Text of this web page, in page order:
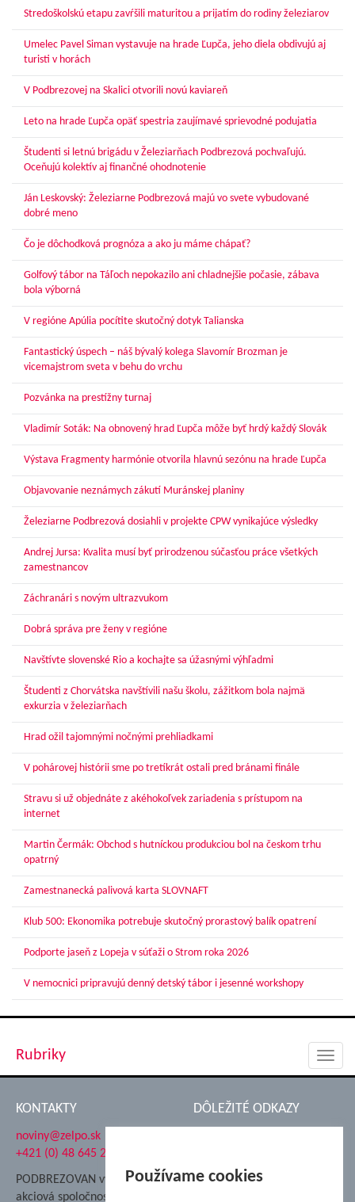
Stredoškolskú etapu zavŕšili maturitou a prijatím do rodiny železiarov
Umelec Pavel Siman vystavuje na hrade Ľupča, jeho diela obdivujú aj
turisti v horách
V Podbrezovej na Skalici otvorili novú kaviareň
Leto na hrade Ľupča opäť spestria zaujímavé sprievodné podujatia
Študenti si letnú brigádu v Železiarňach Podbrezová pochvaľujú.
Oceňujú kolektív aj finančné ohodnotenie
Ján Leskovský: Železiarne Podbrezová majú vo svete vybudované
dobré meno
Čo je dôchodková prognóza a ako ju máme chápať?
Golfový tábor na Táľoch nepokazilo ani chladnejšie počasie, zábava
bola výborná
V regióne Apúlia pocítite skutočný dotyk Talianska
Fantastický úspech – náš bývalý kolega Slavomír Brozman je
vicemajstrom sveta v behu do vrchu
Pozvánka na prestížny turnaj
Vladimír Soták: Na obnovený hrad Ľupča môže byť hrdý každý Slovák
Výstava Fragmenty harmónie otvorila hlavnú sezónu na hrade Ľupča
Objavovanie neznámych zákutí Muránskej planiny
Železiarne Podbrezová dosiahli v projekte CPW vynikajúce výsledky
Andrej Jursa: Kvalita musí byť prirodzenou súčasťou práce všetkých
zamestnancov
Záchranári s novým ultrazvukom
Dobrá správa pre ženy v regióne
Navštívte slovenské Rio a kochajte sa úžasnými výhľadmi
Študenti z Chorvátska navštívili našu školu, zážitkom bola najmä
exkurzia v železiarňach
Hrad ožil tajomnými nočnými prehliadkami
V pohárovej histórii sme po tretíkrát ostali pred bránami finále
Stravu si už objednáte z akéhokoľvek zariadenia s prístupom na
internet
Martin Čermák: Obchod s hutníckou produkciou bol na českom trhu
opatrný
Zamestnanecká palivová karta SLOVNAFT
Klub 500: Ekonomika potrebuje skutočný prorastový balík opatrení
Podporte jaseň z Lopeja v súťaži o Strom roka 2026
V nemocnici pripravujú denný detský tábor i jesenné workshopy
Rubriky
KONTAKTY
noviny@zelpo.sk
+421 (0) 48 645 2711
PODBREZOVAN vydáva
akciová spoločnosť
DÔLEŽITÉ ODKAZY
Nadácia Železiarne
Používame cookies